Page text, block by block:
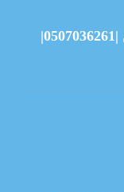
شركة تعقيم منازل في ام القيوين |0507036261|